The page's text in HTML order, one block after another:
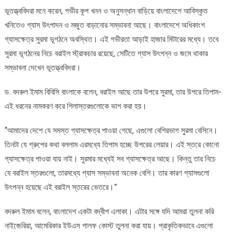
ভূতত্ত্ববিদরা মনে করেন, গভীর কূপ খনন ও অনুসন্ধান বাড়িয়ে বাংলাদেশে আবিস্কৃত
খনিতেও গ্যাস উৎপাদন ও মজুত বাড়ানোর সম্ভাবনা আছে। বাংলাদেশে অধিকাংশ
গ্যাসক্ষেত্র সুরমা ভূগঠনে অবস্থিত। এই গভীরতা আড়াই হাজার মিটারের মধ্যে। তবে
সুরমা ভূগঠনের নিচে বরাইল স্ট্রাকচার রয়েছে, সেটিতে গ্যাস উৎপন্ন ও জমে থাকার
সম্ভাবনা দেখেন ভূতত্ত্ববিদরা।
ড. বদরুল ইমাম বিবিসি বাংলাকে বলেন, বরাইল আছে তার উপরে সুরমা, তার উপরে তিপাম-
এই ধরনের নামকরণ করে শিলাস্তরগুলোকে ভাগ করা হয়।
“আমাদের দেশে যে সমস্ত গ্যাসক্ষেত্র পাওয়া গেছে, এগুলো বেশিরভাগ সুরমা বেসিনে।
তিনটা যে গ্রুপের কথা বললাম এরমধ্যে তিপাম হচ্ছে উপরের লেয়ার। এই স্তরে কোনো
গ্যাসক্ষেত্র পাওয়া যায় নাই। সুরমার মধ্যেই সব গ্যাসক্ষেত্র আছে। কিন্তু তার নিচে
যে বরাইল স্তরগুলো, তারমধ্যে গ্যাস সম্ভাবনা অনেক বেশি। তার কারণ গ্যাসগুলো
উৎপন্ন হয়েছে এই বরাইল স্তরের ভেতরে।”
বদরুল ইমাম বলেন, বাংলাদেশ একটা বদ্বীপ এলাকা। এটার সঙ্গে যদি আমরা তুলনা করি
নাইজেরিয়া, আমেরিকার ইউএস গালফ কোস্ট তুলনা করা যায়। প্রাকৃতিকভাবে এগুলো